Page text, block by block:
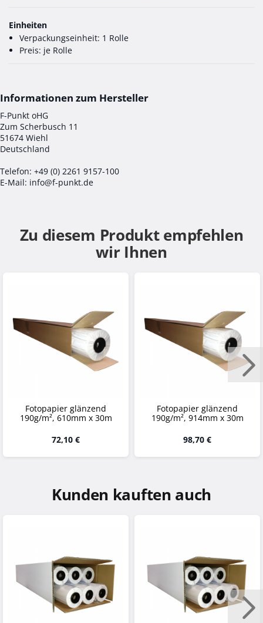
Einheiten
Verpackungseinheit: 1 Rolle
Preis: je Rolle
F-Punkt oHG
Zum Scherbusch 11
51674 Wiehl
Deutschland
Telefon: +49 (0) 2261 9157-100
E-Mail: info@f-punkt.de
Zu diesem Produkt empfehlen
wir Ihnen
Fotopapier glänzend
190g/m², 610mm x 30m
72,10 €
Fotopapier glänzend
190g/m², 914mm x 30m
98,70 €
Kunden kauften auch